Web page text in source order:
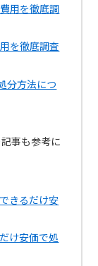
用を徹底調
を徹底調査
分方法につ
事も参考に
きるだけ安
け安価で処